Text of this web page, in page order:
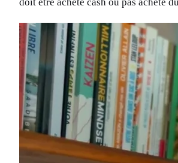
doit être acheté cash ou pas acheté